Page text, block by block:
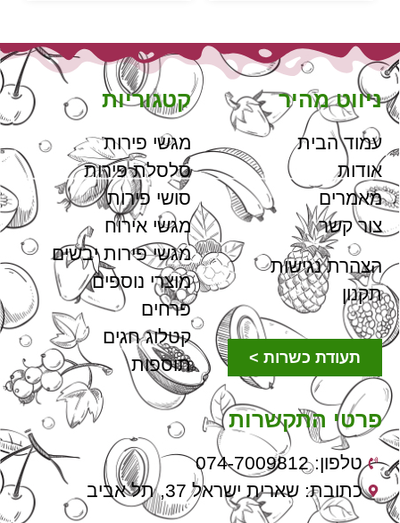
ניווט מהיר
עמוד הבית
אודות
מאמרים
צור קשר
הצהרת נגישות
תקנון
תעודת כשרות >
קטגוריות
מגשי פירות
סלסלת פירות
סושי פירות
מגשי אירוח
מגשי פירות יבשים
מוצרי נוספים
פרחים
קטלוג חגים
תוספות
פרטי התקשרות
טלפון: 074-7009812
כתובת: שארית ישראל 37, תל אביב